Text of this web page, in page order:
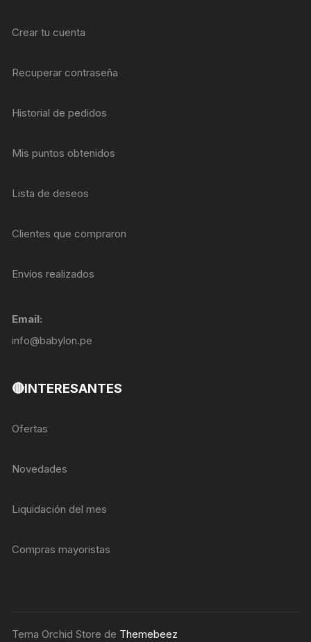
Crear tu cuenta
Recuperar contraseña
Historial de pedidos
Mis puntos obtenidos
Lista de deseos
Clientes que compraron
Envíos realizados
Email:
info@babylon.pe
🔴INTERESANTES
Ofertas
Novedades
Liquidación del mes
Compras mayoristas
Tema Orchid Store de Themebeez